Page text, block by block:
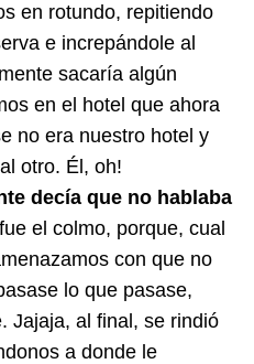
en rotundo, repitiendo
e increpándole al
sacaría algún
en el hotel que ahora
no era nuestro hotel y
otro. Él, oh!
decía que no hablaba
el colmo, porque, cual
con que no
lo que pasase,
Jajaja, al final, se rindió
a donde le